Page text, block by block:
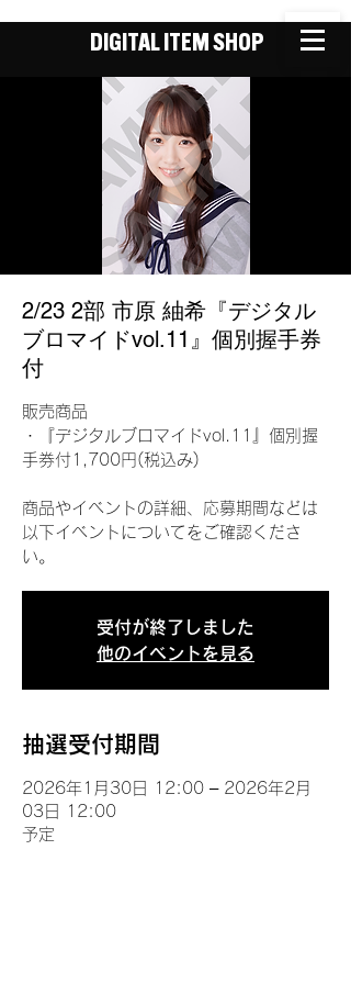
DIGITAL ITEM SHOP
2/23 2部 市原 紬希『デジタル
ブロマイドvol.11』個別握手券
付
販売商品
・『デジタルブロマイドvol.11』個別握
手券付1,700円(税込み)
商品やイベントの詳細、応募期間などは
以下イベントについてをご確認くださ
い。
受付が終了しました
他のイベントを見る
抽選受付期間
2026年1月30日 12:00 – 2026年2月
03日 12:00
予定